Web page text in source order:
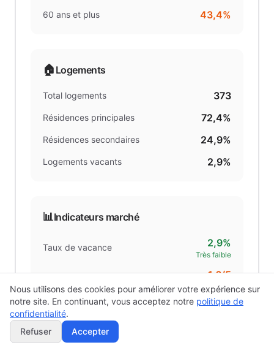
60 ans et plus 43,4%
🏠 Logements
Total logements 373
Résidences principales 72,4%
Résidences secondaires 24,9%
Logements vacants 2,9%
📊Indicateurs marché
Taux de vacance 2,9%
Très faible
1.6/5
Très faible tension
Stabilité résidentielle forte demande
Nous utilisons des cookies pour améliorer votre expérience sur
notre site. En continuant, vous acceptez notre politique de
confidentialité.
Refuser
Accepter